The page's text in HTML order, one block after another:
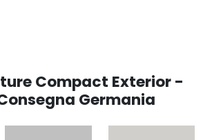
Compact Exterior -
Germania